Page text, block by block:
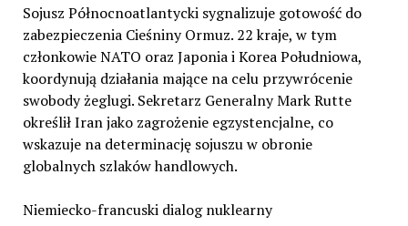
Sojusz Północnoatlantycki sygnalizuje gotowość do
zabezpieczenia Cieśniny Ormuz. 22 kraje, w tym
członkowie NATO oraz Japonia i Korea Południowa,
koordynują działania mające na celu przywrócenie
swobody żeglugi. Sekretarz Generalny Mark Rutte
określił Iran jako zagrożenie egzystencjalne, co
wskazuje na determinację sojuszu w obronie
globalnych szlaków handlowych.
Niemiecko-francuski dialog nuklearny